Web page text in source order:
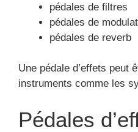
pédales de filtres
pédales de
pédales de reverb
Une pédale d’effets peut
instruments comme les
Pédales